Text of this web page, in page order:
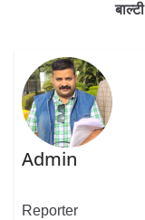
Admin
Reporter